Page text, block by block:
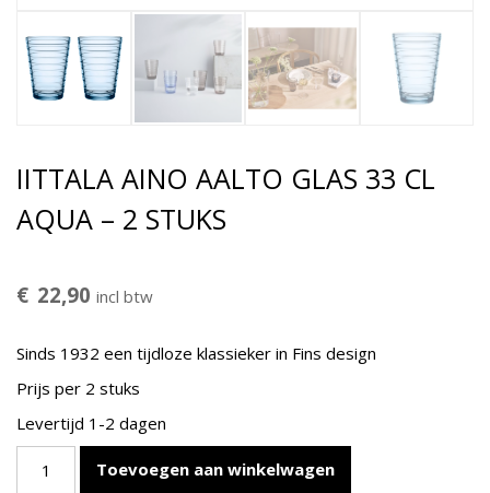
IITTALA AINO AALTO GLAS 33 CL
AQUA – 2 STUKS
€ 22,90 incl btw
Sinds 1932 een tijdloze klassieker in Fins design
Prijs per 2 stuks
Levertijd 1-2 dagen
AINO
Toevoegen aan winkelwagen